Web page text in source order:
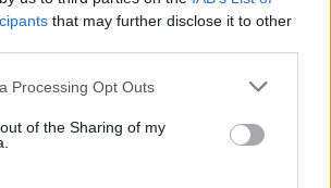
that may further disclose it to other
website/app uses one or more Google
visit or usage behaviour. You may click to
to Google and its third-party tags to
specified purposes in below Google
Processing Opt Outs
of the Sharing of my